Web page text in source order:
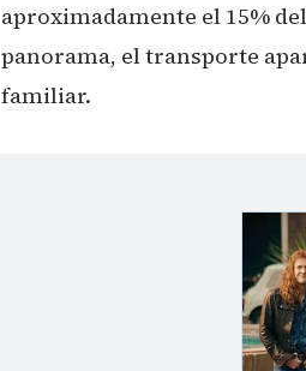
aproximadamente el 15%
panorama, el transporte
familiar.